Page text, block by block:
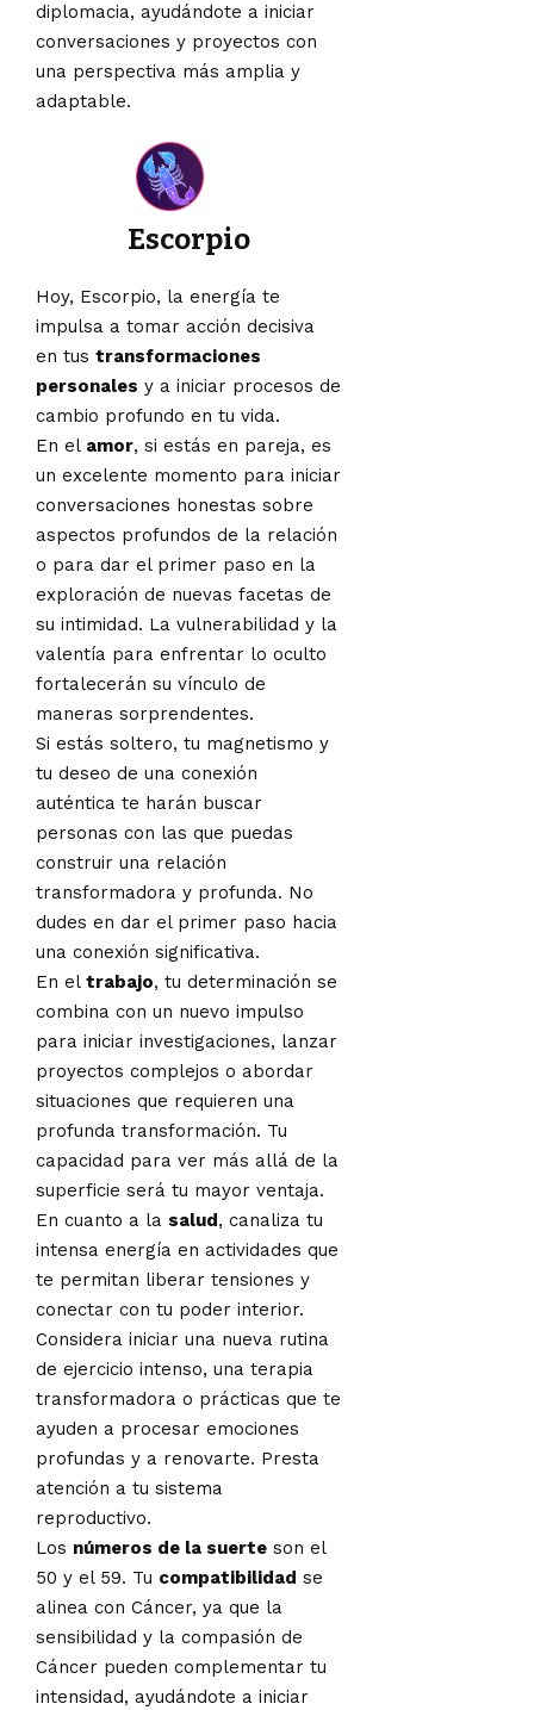
diplomacia, ayudándote a iniciar
conversaciones y proyectos con
una perspectiva más amplia y
adaptable.
Escorpio
Hoy, Escorpio, la energía te
impulsa a tomar acción decisiva
en tus transformaciones
personales y a iniciar procesos de
cambio profundo en tu vida.
En el amor, si estás en pareja, es
un excelente momento para iniciar
conversaciones honestas sobre
aspectos profundos de la relación
o para dar el primer paso en la
exploración de nuevas facetas de
su intimidad. La vulnerabilidad y la
valentía para enfrentar lo oculto
fortalecerán su vínculo de
maneras sorprendentes.
Si estás soltero, tu magnetismo y
tu deseo de una conexión
auténtica te harán buscar
personas con las que puedas
construir una relación
transformadora y profunda. No
dudes en dar el primer paso hacia
una conexión significativa.
En el trabajo, tu determinación se
combina con un nuevo impulso
para iniciar investigaciones, lanzar
proyectos complejos o abordar
situaciones que requieren una
profunda transformación. Tu
capacidad para ver más allá de la
superficie será tu mayor ventaja.
En cuanto a la salud, canaliza tu
intensa energía en actividades que
te permitan liberar tensiones y
conectar con tu poder interior.
Considera iniciar una nueva rutina
de ejercicio intenso, una terapia
transformadora o prácticas que te
ayuden a procesar emociones
profundas y a renovarte. Presta
atención a tu sistema
reproductivo.
Los números de la suerte son el
50 y el 59. Tu compatibilidad se
alinea con Cáncer, ya que la
sensibilidad y la compasión de
Cáncer pueden complementar tu
intensidad, ayudándote a iniciar